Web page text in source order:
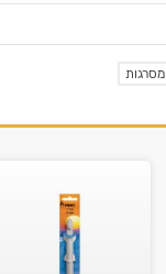
מסרגות